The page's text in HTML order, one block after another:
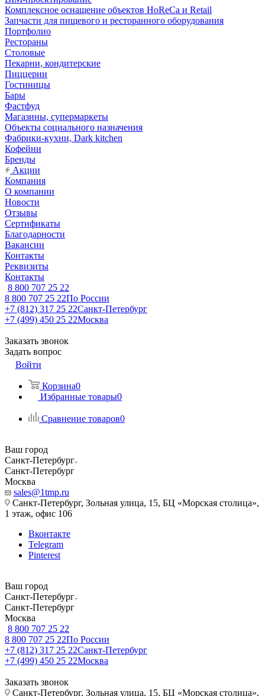
Комплексное оснащение объектов HoReCa и Retail
Запчасти для пищевого и ресторанного оборудования
Портфолио
Рестораны
Столовые
Пекарни, кондитерские
Пиццерии
Гостиницы
Бары
Фастфуд
Магазины, супермаркеты
Объекты социального назначения
Фабрики-кухни, Dark kitchen
Кофейни
Бренды
Акции
Компания
О компании
Новости
Отзывы
Сертификаты
Благодарности
Вакансии
Контакты
Реквизиты
Контакты
8 800 707 25 22
8 800 707 25 22По России
+7 (812) 317 25 22Санкт-Петербург
+7 (499) 450 25 22Москва
Заказать звонок
Задать вопрос
Войти
Корзина0
Избранные товары0
Сравнение товаров0
Ваш город
Санкт-Петербург
Санкт-Петербург
Москва
sales@1tmp.ru
Санкт-Петербург, Зольная улица, 15, БЦ «Морская столица»,
1 этаж, офис 106
Вконтакте
Telegram
Pinterest
Ваш город
Санкт-Петербург
Санкт-Петербург
Москва
8 800 707 25 22
8 800 707 25 22По России
+7 (812) 317 25 22Санкт-Петербург
+7 (499) 450 25 22Москва
Заказать звонок
Санкт-Петербург, Зольная улица, 15, БЦ «Морская столица»,